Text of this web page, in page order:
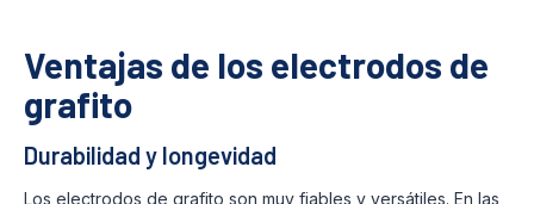
Ventajas de los electrodos de
grafito
Durabilidad y longevidad
Los electrodos de grafito son muy fiables y versátiles. En las